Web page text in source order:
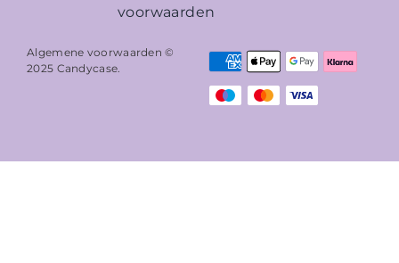
voorwaarden
Algemene voorwaarden ©
2025 Candycase.